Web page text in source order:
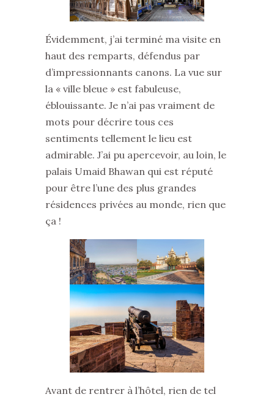
Évidemment, j’ai terminé ma visite en
haut des remparts, défendus par
d’impressionnants canons. La vue sur
la « ville bleue » est fabuleuse,
éblouissante. Je n’ai pas vraiment de
mots pour décrire tous ces
sentiments tellement le lieu est
admirable. J’ai pu apercevoir, au loin, le
palais Umaid Bhawan qui est réputé
pour être l’une des plus grandes
résidences privées au monde, rien que
ça !
Avant de rentrer à l’hôtel, rien de tel